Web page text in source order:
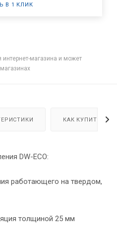
В 1 КЛИК
интернет-магазина и может
КАК КУПИТЬ
DW-ECO:
работающего на твердом,
толщиной 25 мм